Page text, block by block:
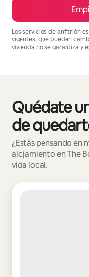
Los servicios de anfitrión
vigentes, que pueden
vivienda no se garantiza y
Quédate
de
¿Estás pensando en
alojamiento en The
vida local.
Se muestran0 de 0